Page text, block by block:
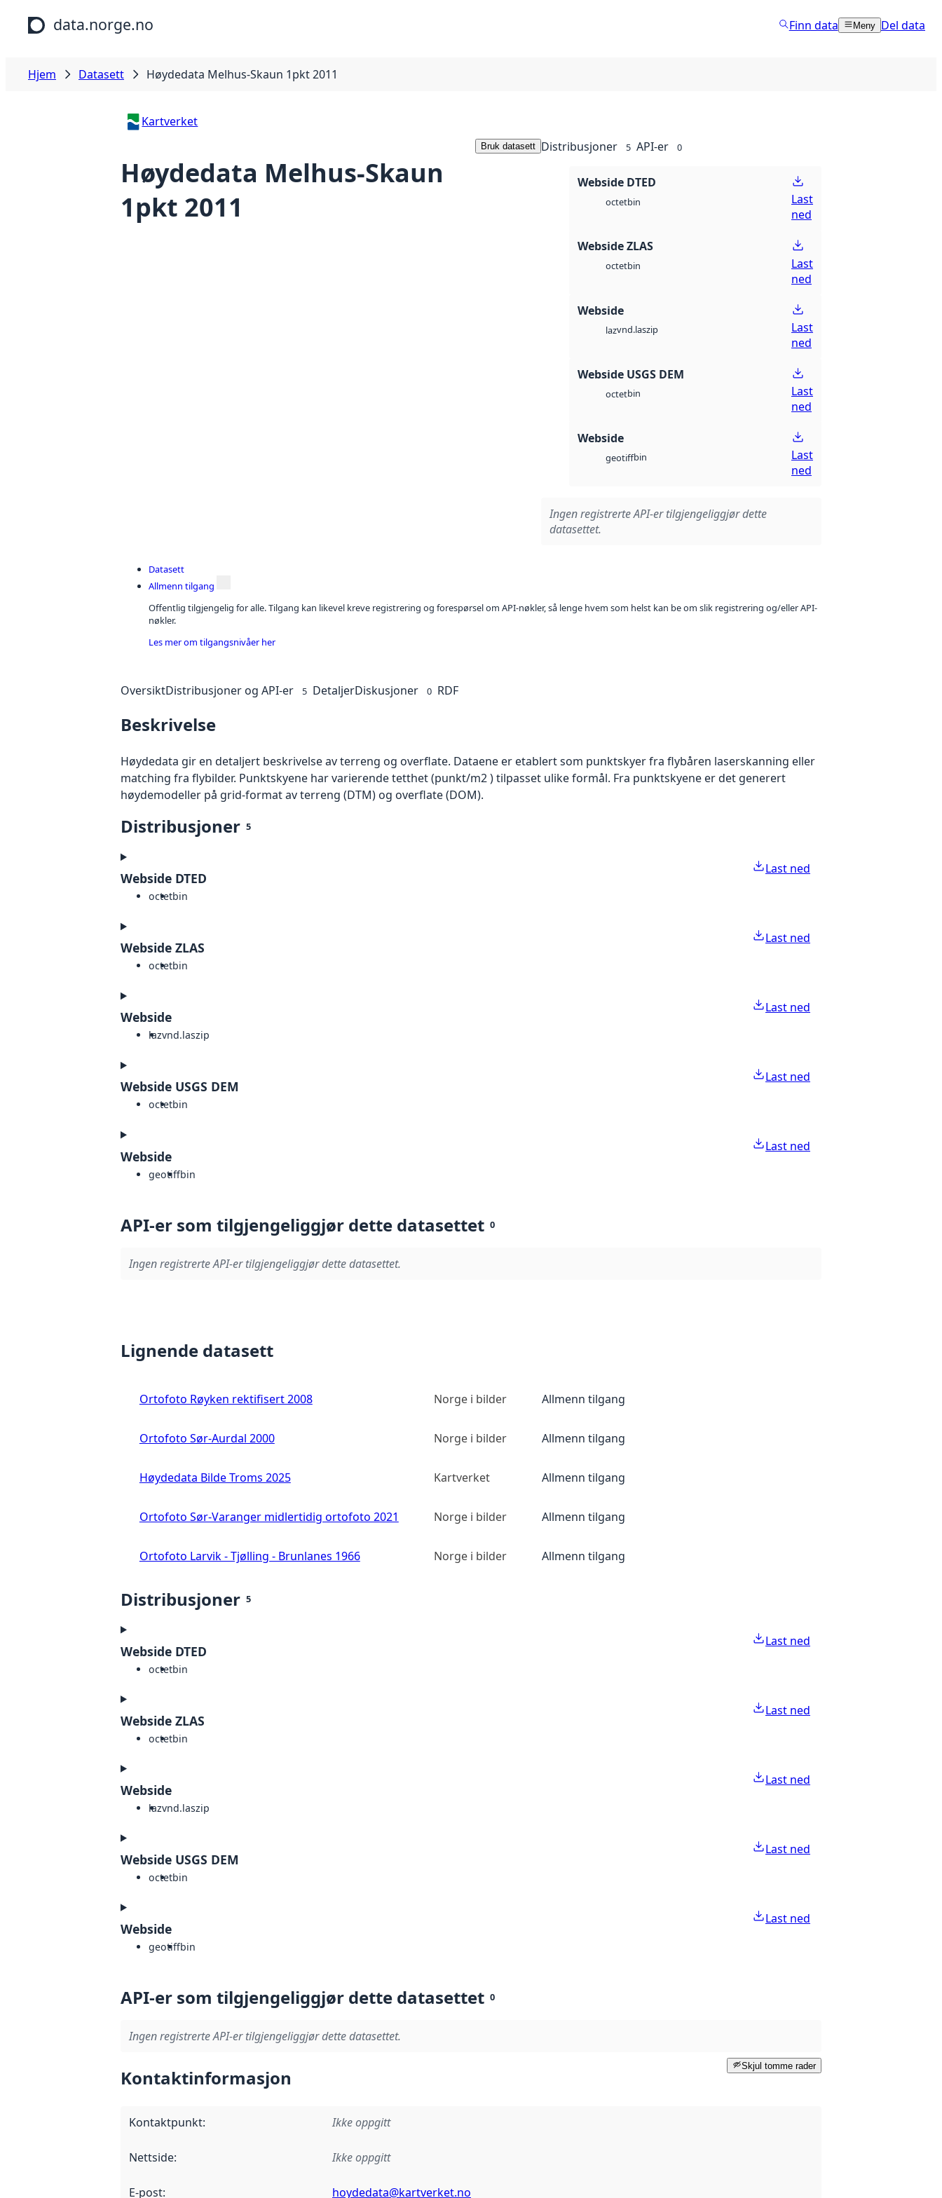
Hopp til hovedinnhold
data.norge.no Finn data Meny Del data
Hjem Datasett Høydedata Melhus-Skaun 1pkt 2011
Kartverket
Høydedata Melhus-Skaun
1pkt 2011
Bruk datasett Distribusjoner 5 API-er 0
Webside DTED
octetbin
Last
ned
Webside ZLAS
octetbin
Last
ned
Webside
lazvnd.laszip
Last
ned
Webside USGS DEM
octetbin
Last
ned
Webside
geotiffbin
Last
ned
Ingen registrerte API-er tilgjengeliggjør dette
datasettet.
Datasett
Allmenn tilgang
Offentlig tilgjengelig for alle. Tilgang kan likevel kreve registrering og forespørsel om API-nøkler, så lenge hvem som helst kan be om slik registrering og/eller API-
nøkler.
Les mer om tilgangsnivåer her
OversiktDistribusjoner og API-er 5 DetaljerDiskusjoner 0 RDF
Beskrivelse
Høydedata gir en detaljert beskrivelse av terreng og overflate. Dataene er etablert som punktskyer fra flybåren laserskanning eller
matching fra flybilder. Punktskyene har varierende tetthet (punkt/m2 ) tilpasset ulike formål. Fra punktskyene er det generert
høydemodeller på grid-format av terreng (DTM) og overflate (DOM).
Distribusjoner 5
Webside DTED
octetbin
Last ned
Webside ZLAS
octetbin
Last ned
Webside
lazvnd.laszip
Last ned
Webside USGS DEM
octetbin
Last ned
Webside
geotiffbin
Last ned
API-er som tilgjengeliggjør dette datasettet 0
Ingen registrerte API-er tilgjengeliggjør dette datasettet.
Lignende datasett
Ortofoto Røyken rektifisert 2008 Norge i bilder Allmenn tilgang
Ortofoto Sør-Aurdal 2000 Norge i bilder Allmenn tilgang
Høydedata Bilde Troms 2025 Kartverket Allmenn tilgang
Ortofoto Sør-Varanger midlertidig ortofoto 2021 Norge i bilder Allmenn tilgang
Ortofoto Larvik - Tjølling - Brunlanes 1966 Norge i bilder Allmenn tilgang
Distribusjoner 5
Webside DTED
octetbin
Last ned
Webside ZLAS
octetbin
Last ned
Webside
lazvnd.laszip
Last ned
Webside USGS DEM
octetbin
Last ned
Webside
geotiffbin
Last ned
API-er som tilgjengeliggjør dette datasettet 0
Ingen registrerte API-er tilgjengeliggjør dette datasettet.
Skjul tomme rader
Kontaktinformasjon
Kontaktpunkt: Ikke oppgitt
Nettside: Ikke oppgitt
E-post: hoydedata@kartverket.no